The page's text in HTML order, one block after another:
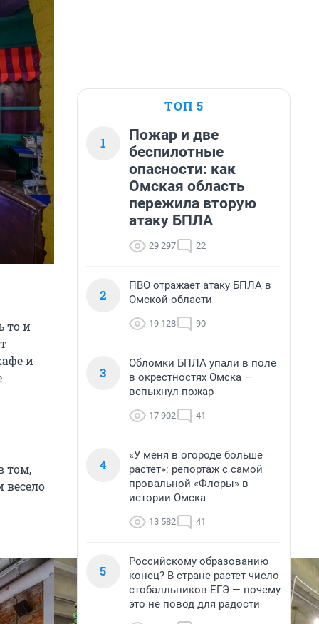
то и
и
том,
весело
ТОП 5
1
Пожар и две
беспилотные
опасности: как
Омская область
пережила вторую
атаку БПЛА
29 297 22
2
ПВО отражает атаку БПЛА в
Омской области
19 128 90
3
Обломки БПЛА упали в поле
в окрестностях Омска —
вспыхнул пожар
17 902 41
4
«У меня в огороде больше
растет»: репортаж с самой
провальной «Флоры» в
истории Омска
13 582 41
5
Российскому образованию
конец? В стране растет число
стобалльников ЕГЭ — почему
это не повод для радости